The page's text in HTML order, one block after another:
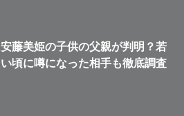
安藤美姫の子供の父親が判明？若
い頃に噂になった相手も徹底調査